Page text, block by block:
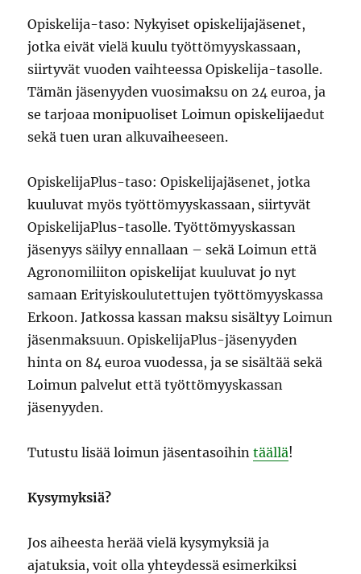
Opiskelija-taso: Nykyiset opiskelijajäsenet,
jotka eivät vielä kuulu työttömyyskassaan,
siirtyvät vuoden vaihteessa Opiskelija-tasolle.
Tämän jäsenyyden vuosimaksu on 24 euroa, ja
se tarjoaa monipuoliset Loimun opiskelijaedut
sekä tuen uran alkuvaiheeseen.
OpiskelijaPlus-taso: Opiskelijajäsenet, jotka
kuuluvat myös työttömyyskassaan, siirtyvät
OpiskelijaPlus-tasolle. Työttömyyskassan
jäsenyys säilyy ennallaan – sekä Loimun että
Agronomiliiton opiskelijat kuuluvat jo nyt
samaan Erityiskoulutettujen työttömyyskassa
Erkoon. Jatkossa kassan maksu sisältyy Loimun
jäsenmaksuun. OpiskelijaPlus-jäsenyyden
hinta on 84 euroa vuodessa, ja se sisältää sekä
Loimun palvelut että työttömyyskassan
jäsenyyden.
Tutustu lisää loimun jäsentasoihintäällä!
Kysymyksiä?
Jos aiheesta herää vielä kysymyksiä ja
ajatuksia, voit olla yhteydessä esimerkiksi